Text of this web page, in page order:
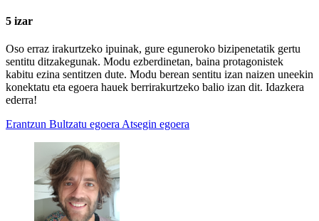
5 izar
Oso erraz irakurtzeko ipuinak, gure eguneroko bizipenetatik gertu
sentitu ditzakegunak. Modu ezberdinetan, baina protagonistek
kabitu ezina sentitzen dute. Modu berean sentitu izan naizen uneekin
konektatu eta egoera hauek berrirakurtzeko balio izan dit. Idazkera
ederra!
Erantzun Bultzatu egoera Atsegin egoera